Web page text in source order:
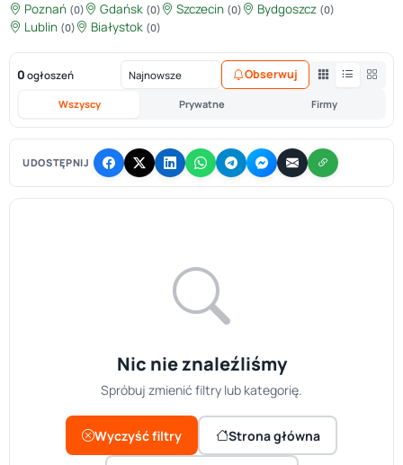
Poznań (0) Gdańsk (0) Szczecin (0) Bydgoszcz (0)
Lublin (0) Białystok (0)
0 ogłoszeń
Wszyscy Prywatne Firmy
Obserwuj
UDOSTĘPNIJ
Nic nie znaleźliśmy
Spróbuj zmienić filtry lub kategorię.
Wyczyść filtry Strona główna